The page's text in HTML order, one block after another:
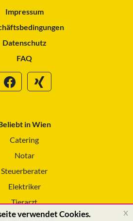
Impressum
Datenschutz
FAQ
in Wien
Catering
Notar
Steuerberater
Elektriker
Tierarzt
verwendet Cookies. x